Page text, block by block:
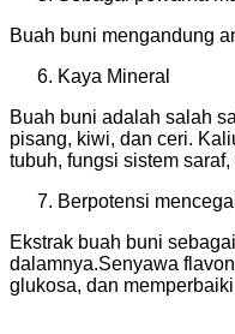
Buah buni mengandung
Kaya Mineral
Buah buni adalah salah
pisang, kiwi, dan ceri.
tubuh, fungsi sistem
Berpotensi
Ekstrak buah buni
dalamnya.Senyawa
glukosa, dan